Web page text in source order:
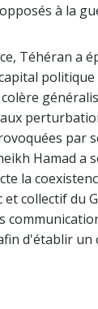
à la
Téhéran a
politique
par
Hamad a
la
collectif du
d'établir un